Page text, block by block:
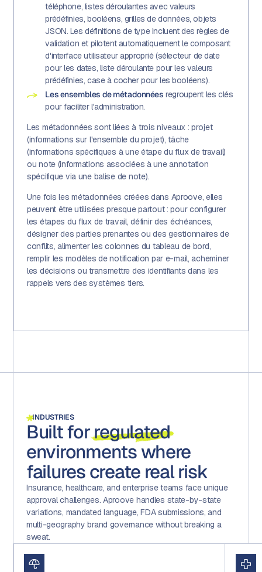
téléphone, listes déroulantes avec valeurs
prédéfinies, booléens, grilles de données, objets
JSON. Les définitions de type incluent des règles de
validation et pilotent automatiquement le composant
d'interface utilisateur approprié (sélecteur de date
pour les dates, liste déroulante pour les valeurs
prédéfinies, case à cocher pour les booléens).
Les ensembles de métadonnées regroupent les clés
pour faciliter l'administration.
Les métadonnées sont liées à trois niveaux : projet
(informations sur l'ensemble du projet), tâche
(informations spécifiques à une étape du flux de travail)
ou note (informations associées à une annotation
spécifique via une balise de note).
Une fois les métadonnées créées dans Aproove, elles
peuvent être utilisées presque partout : pour configurer
les étapes du flux de travail, définir des échéances,
désigner des parties prenantes ou des gestionnaires de
conflits, alimenter les colonnes du tableau de bord,
remplir les modèles de notification par e-mail, acheminer
les décisions ou transmettre des identifiants dans les
rappels vers des systèmes tiers.
INDUSTRIES
Built forregulated
environments where
failures create real risk
Insurance, healthcare, and enterprise teams face unique
approval challenges. Aproove handles state-by-state
variations, mandated language, FDA submissions, and
multi-geography brand governance without breaking a
sweat.